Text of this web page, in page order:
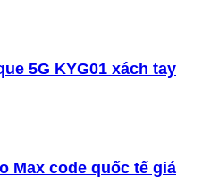
5G KYG01 xách tay
Max code quốc tế giá